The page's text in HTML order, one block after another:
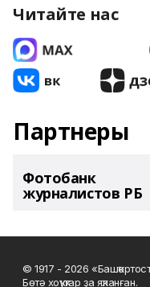
Читайте нас
Партнеры
Фотобанк
журналистов РБ
© 1917 - 2026
Бөтә хоҡуҡтар ҙа яҡланған.